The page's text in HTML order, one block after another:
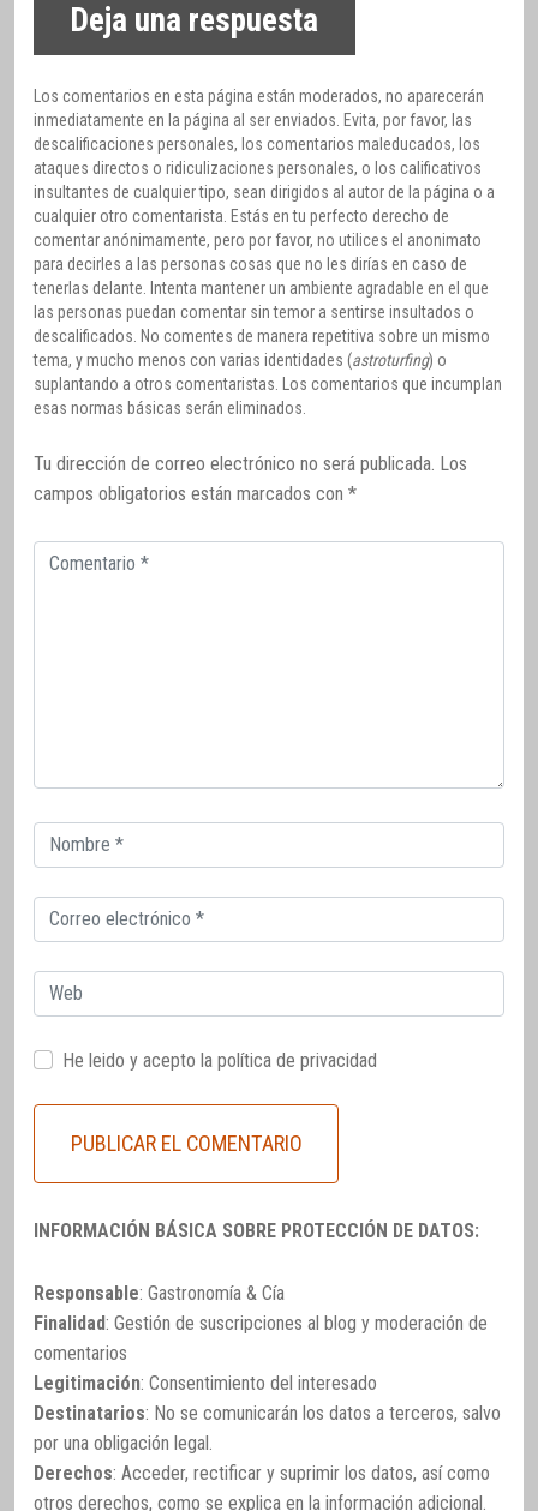
Deja una respuesta
Los comentarios en esta página están moderados, no aparecerán
inmediatamente en la página al ser enviados. Evita, por favor, las
descalificaciones personales, los comentarios maleducados, los
ataques directos o ridiculizaciones personales, o los calificativos
insultantes de cualquier tipo, sean dirigidos al autor de la página o a
cualquier otro comentarista. Estás en tu perfecto derecho de
comentar anónimamente, pero por favor, no utilices el anonimato
para decirles a las personas cosas que no les dirías en caso de
tenerlas delante. Intenta mantener un ambiente agradable en el que
las personas puedan comentar sin temor a sentirse insultados o
descalificados. No comentes de manera repetitiva sobre un mismo
tema, y mucho menos con varias identidades (astroturfing) o
suplantando a otros comentaristas. Los comentarios que incumplan
esas normas básicas serán eliminados.
Tu dirección de correo electrónico no será publicada. Los
campos obligatorios están marcados con *
Comentario
Correo
electrónico
Correo
electrónico
Web
He leido y acepto la política de privacidad
INFORMACIÓN BÁSICA SOBRE PROTECCIÓN DE DATOS:
Responsable: Gastronomía & Cía
Finalidad: Gestión de suscripciones al blog y moderación de
comentarios
Legitimación: Consentimiento del interesado
Destinatarios: No se comunicarán los datos a terceros, salvo
por una obligación legal.
Derechos: Acceder, rectificar y suprimir los datos, así como
otros derechos, como se explica en la información adicional.